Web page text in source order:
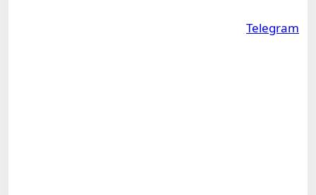
Telegram